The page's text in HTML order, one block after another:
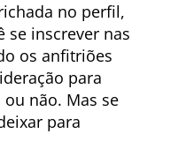
no perfil,
se inscrever nas
os anfitriões
para
não. Mas se
para